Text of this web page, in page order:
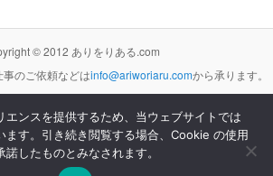
© 2012 ありをりある.com
のご依頼などはinfo@ariworiaru.comから承ります。
ティブ・コモンズ 表示 - 非営利 - 改変禁止 3.0 非移植 ライセンス
の下に提供します。
Proudly powered by WordPress
エンスを提供するため、当ウェブサイトでは
ます。引き続き閲覧する場合、Cookie の使用
諾したものとみなされます。